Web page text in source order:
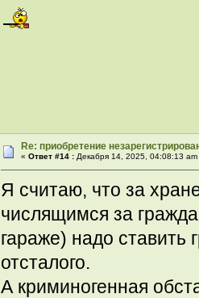
Re: приобретение
«Ответ #14 : Декабря 14, 2025, 04:08:13 am
Я считаю, что за
числящимся за
гараже) надо ставить
отсталого.
А криминогенная